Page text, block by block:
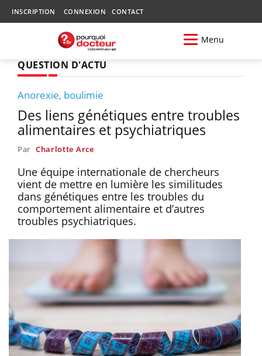
INSCRIPTION CONNEXION CONTACT
Menu
QUESTION D'ACTU
Anorexie, boulimie
Des liens génétiques entre troubles
alimentaires et psychiatriques
Par Charlotte Arce
Une équipe internationale de chercheurs
vient de mettre en lumière les similitudes
dans génétiques entre les troubles du
comportement alimentaire et d’autres
troubles psychiatriques.